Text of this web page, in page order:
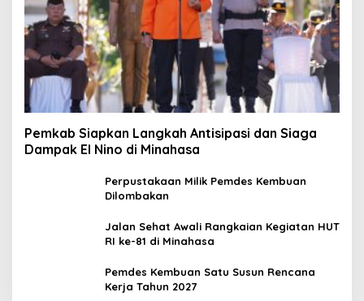
Pemkab Siapkan Langkah Antisipasi dan Siaga
Dampak El Nino di Minahasa
Perpustakaan Milik Pemdes Kembuan
Dilombakan
Jalan Sehat Awali Rangkaian Kegiatan HUT
RI ke-81 di Minahasa
Pemdes Kembuan Satu Susun Rencana
Kerja Tahun 2027